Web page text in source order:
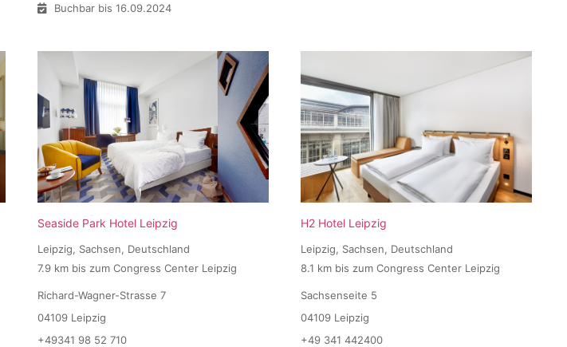
Buchbar bis 16.09.2024
Seaside Park Hotel Leipzig
Leipzig, Sachsen, Deutschland
7.9 km bis zum Congress Center Leipzig
Richard-Wagner-Strasse 7
04109 Leipzig
+49341 98 52 710
H2 Hotel Leipzig
Leipzig, Sachsen, Deutschland
8.1 km bis zum Congress Center Leipzig
Sachsenseite 5
04109 Leipzig
+49 341 442400